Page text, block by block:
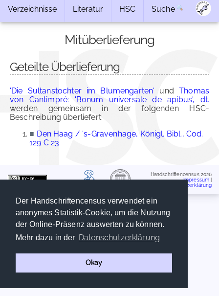
Der Handschriftencensus verwendet ein
anonymes Statistik-Cookie, um die Nutzung
der Online-Präsenz auswerten zu können.
Mehr dazu in der Datenschutzerklärung
Okay
Verzeichnisse Literatur HSC Suche
Mitüberlieferung
Geteilte Überlieferung
'Die Sultanstochter im Blumengarten' undThomas
von Cantimpré: 'Bonum universale de apibus', dt.
werden gemeinsam in der folgenden HSC-
Beschreibung überliefert:
■ Den Haag / 's-Gravenhage, Königl. Bibl., Cod.
129 C 23
Handschriftencensus 2026
Impressum
Datenschutzerklärung